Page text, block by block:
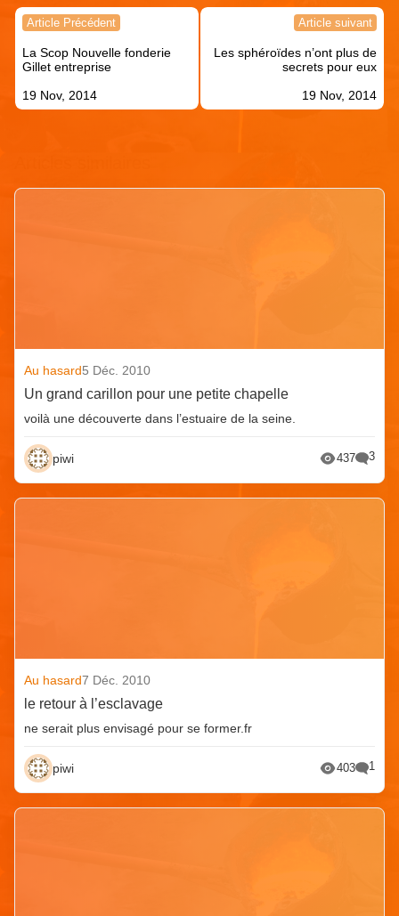
Navigation
l’article
Article Précédent
La Scop Nouvelle fonderie
Gillet entreprise
19 Nov, 2014
Article suivant
Les sphéroïdes n’ont plus de
secrets pour eux
19 Nov, 2014
Au hasard5 Déc. 2010
Un grand carillon pour une petite chapelle
voilà une découverte dans l’estuaire de la seine.
piwi 437 3
Au hasard7 Déc. 2010
le retour à l’esclavage
ne serait plus envisagé pour se former.fr
piwi 403 1